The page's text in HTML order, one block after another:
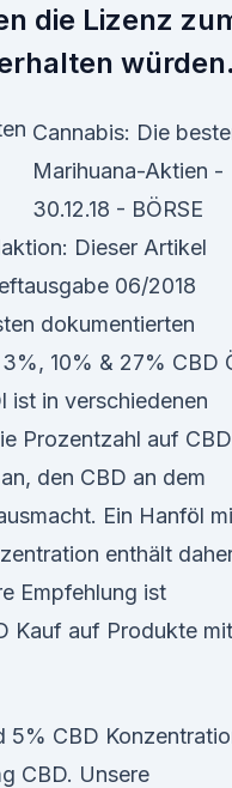
die Lizenz
würden.
Cannabis: Die
Marihuana-Aktien -
30.12.18 - BÖRSE
Dieser Artikel
06/2018
dokumentierten
10% & 27% CBD
ist in verschiedenen
Prozentzahl auf CBD
den CBD an dem
Ein Hanföl
enthält
Empfehlung ist
Kauf auf Produkte mit
5% CBD
CBD. Unsere